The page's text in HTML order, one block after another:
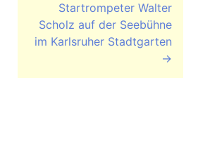
Startrompeter Walter
Scholz auf der Seebühne
im Karlsruher Stadtgarten
→